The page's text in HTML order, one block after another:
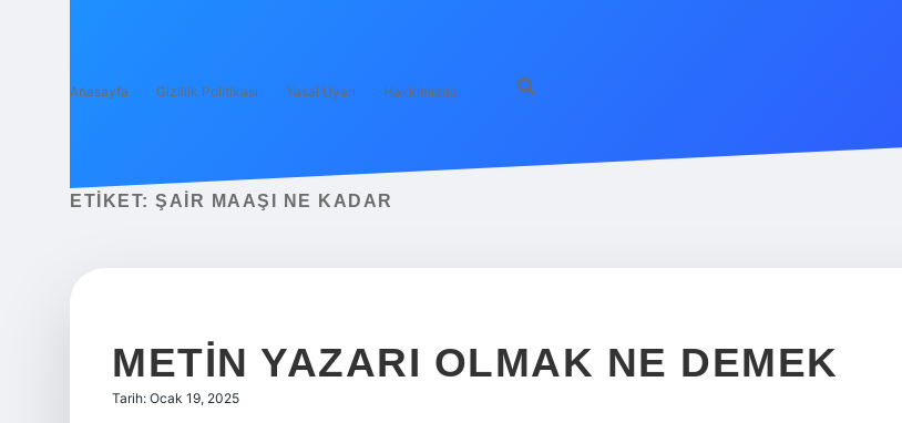
Anasayfa Gizlilik Politikası Yasal Uyarı Hakkımızda
ETIKET: ŞAIR MAAŞI NE KADAR
METIN YAZARI OLMAK NE DEMEK
Tarih: Ocak 19, 2025